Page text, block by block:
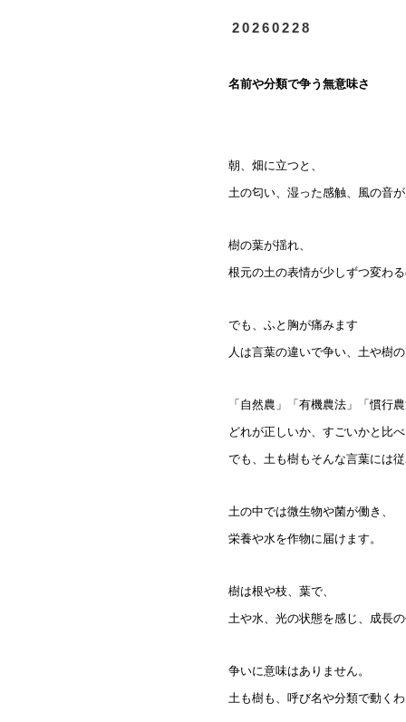
20260228
名前や分類で争う無意味さ
朝、畑に立つと、
土の匂い、湿った感触、風の音
樹の葉が揺れ、
根元の土の表情が少しずつ変わ
でも、ふと胸が痛みます
人は言葉の違いで争い、土や樹
「自然農」「有機農法」「慣行
どれが正しいか、すごいかと比
でも、土も樹もそんな言葉には
土の中では微生物や菌が働き、
栄養や水を作物に届けます。
樹は根や枝、葉で、
土や水、光の状態を感じ、成長
争いに意味はありません。
土も樹も、呼び名や分類で動く